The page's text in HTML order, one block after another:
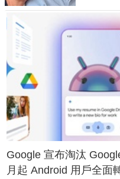
Google 宣布淘汰
月起 Android 用戶全面